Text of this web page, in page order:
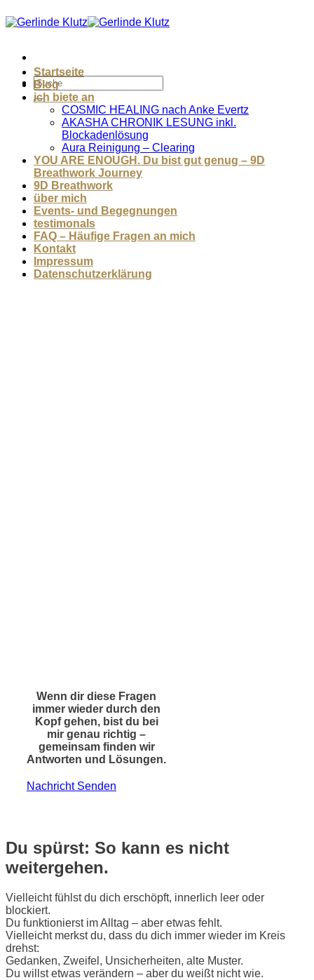
Inhalt
Startseite
Blog
ich biete an
COSMIC HEALING nach Anke Evertz
AKASHA CHRONIK LESUNG inkl.
Blockadenlösung
Aura Reinigung – Clearing
YOU ARE ENOUGH. Du bist gut genug – 9D
Breathwork Journey
9D Breathwork
über mich
Events- und Begegnungen
testimonals
FAQ – Häufige Fragen an mich
Kontakt
Impressum
Datenschutzerklärung
Wenn dir diese Fragen
immer wieder durch den
Kopf gehen, bist du bei
mir genau richtig –
gemeinsam finden wir
Antworten und Lösungen.
Nachricht Senden
Du spürst: So kann es nicht
weitergehen.
Vielleicht fühlst du dich erschöpft, innerlich leer oder
blockiert.
Du funktionierst im Alltag – aber etwas fehlt.
Vielleicht merkst du, dass du dich immer wieder im Kreis
drehst:
Gedanken, Zweifel, Unsicherheiten, alte Muster.
Du willst etwas verändern – aber du weißt nicht wie.